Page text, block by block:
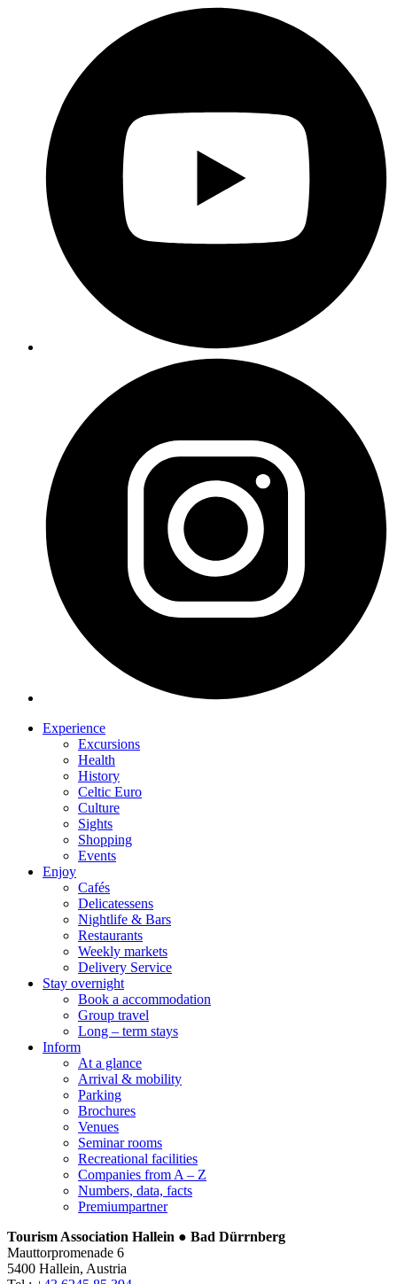
Experience
Excursions
Health
History
Celtic Euro
Culture
Sights
Shopping
Events
Enjoy
Cafés
Delicatessens
Nightlife & Bars
Restaurants
Weekly markets
Delivery Service
Stay overnight
Book a accommodation
Group travel
Long – term stays
Inform
At a glance
Arrival & mobility
Parking
Brochures
Venues
Seminar rooms
Recreational facilities
Companies from A – Z
Numbers, data, facts
Premiumpartner
Tourism Association Hallein ● Bad Dürrnberg
Mauttorpromenade 6
5400 Hallein, Austria